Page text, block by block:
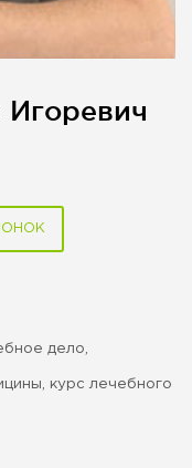
дело,
курс лечебного